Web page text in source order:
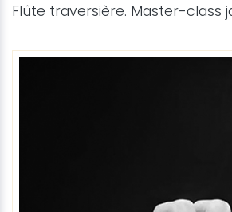
Flûte traversière. Master-class